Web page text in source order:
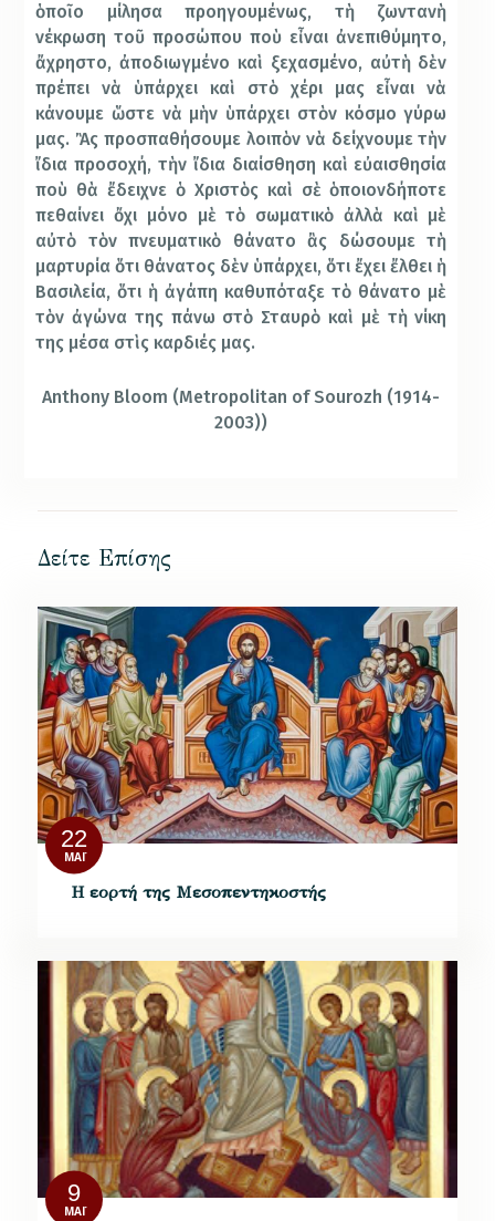
ὁποῖο μίλησα προηγουμένως, τὴ ζωντανὴ
νέκρωση τοῦ προσώπου ποὺ εἶναι ἀνεπιθύμητο,
ἄχρηστο, ἀποδιωγμένο καὶ ξεχασμένο, αὐτὴ δὲν
πρέπει νὰ ὑπάρχει καὶ στὸ χέρι μας εἶναι νὰ
κάνουμε ὥστε νὰ μὴν ὑπάρχει στὸν κόσμο γύρω
μας. Ἂς προσπαθήσουμε λοιπὸν νὰ δείχνουμε τὴν
ἴδια προσοχή, τὴν ἴδια διαίσθηση καὶ εὐαισθησία
ποὺ θὰ ἔδειχνε ὁ Χριστὸς καὶ σὲ ὁποιονδήποτε
πεθαίνει ὄχι μόνο μὲ τὸ σωματικὸ ἀλλὰ καὶ μὲ
αὐτὸ τὸν πνευματικὸ θάνατο ἂς δώσουμε τὴ
μαρτυρία ὅτι θάνατος δὲν ὑπάρχει, ὅτι ἔχει ἔλθει ἡ
Βασιλεία, ὅτι ἡ ἀγάπη καθυπόταξε τὸ θάνατο μὲ
τὸν ἀγώνα της πάνω στὸ Σταυρὸ καὶ μὲ τὴ νίκη
της μέσα στὶς καρδιές μας.
Anthony Bloom (Metropolitan of Sourozh (1914-
2003))
Δείτε Επίσης
22
ΜΆΙ
Η εορτή της Μεσοπεντηκοστής
9
ΜΆΙ